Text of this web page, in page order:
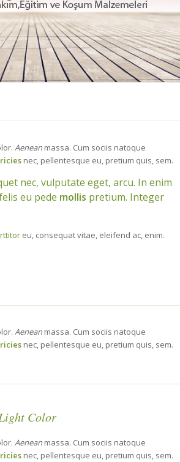
Aenean massa. Cum sociis natoque
nec, pellentesque eu, pretium quis, sem.
nec, vulputate eget, arcu. In enim
eu pede mollis pretium. Integer
eu, consequat vitae, eleifend ac, enim.
Aenean massa. Cum sociis natoque
nec, pellentesque eu, pretium quis, sem.
Color
Aenean massa. Cum sociis natoque
nec, pellentesque eu, pretium quis, sem.